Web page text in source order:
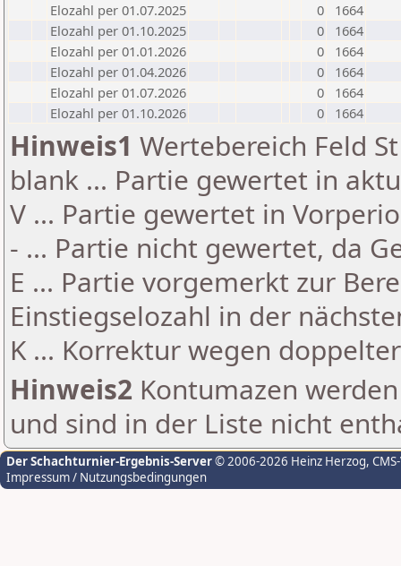
Elozahl per 01.07.2025
0
1664
Elozahl per 01.10.2025
0
1664
Elozahl per 01.01.2026
0
1664
Elozahl per 01.04.2026
0
1664
Elozahl per 01.07.2026
0
1664
Elozahl per 01.10.2026
0 1664
Hinweis1 Wertebereich Feld
blank ... Partie gewertet in
V ... Partie gewertet in
- ... Partie nicht gewertet, da
E ... Partie vorgemerkt zur
Einstiegselozahl in der
K ... Korrektur wegen
Hinweis2 Kontumazen
und sind in der Liste nicht
Der Schachturnier-Ergebnis-Server© 2006-2026 Heinz Herzog,
Impressum / Nutzungsbedingungen